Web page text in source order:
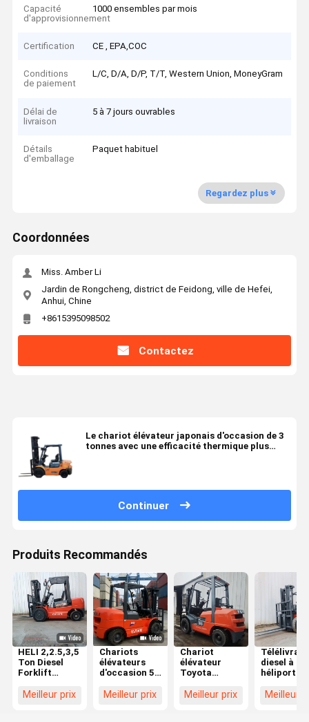
Capacité
d'approvisionnement
1000 ensembles par mois
Certification CE , EPA,COC
Conditions
de paiement
L/C, D/A, D/P, T/T, Western Union, MoneyGram
Délai de
livraison
5 à 7 jours ouvrables
Détails
d'emballage
Paquet habituel
Regardez plus
Coordonnées
Miss. Amber Li
Jardin de Rongcheng, district de Feidong, ville de Hefei,
Anhui, Chine
+8615395098502
Contactez
Le chariot élévateur japonais d'occasion de 3
tonnes avec une efficacité thermique plus
Continuer
Produits Recommandés
HELI 2,2.5,3,5
Ton Diesel
Forklift
excellent état
Meilleur prix
Chariots
élévateurs
d'occasion 5t
Fournisseurs
Meilleur prix
Chariot
élévateur
Toyota
tonnes GPL
Meilleur prix
diesel à
héliport de
rouge avec
Meilleur